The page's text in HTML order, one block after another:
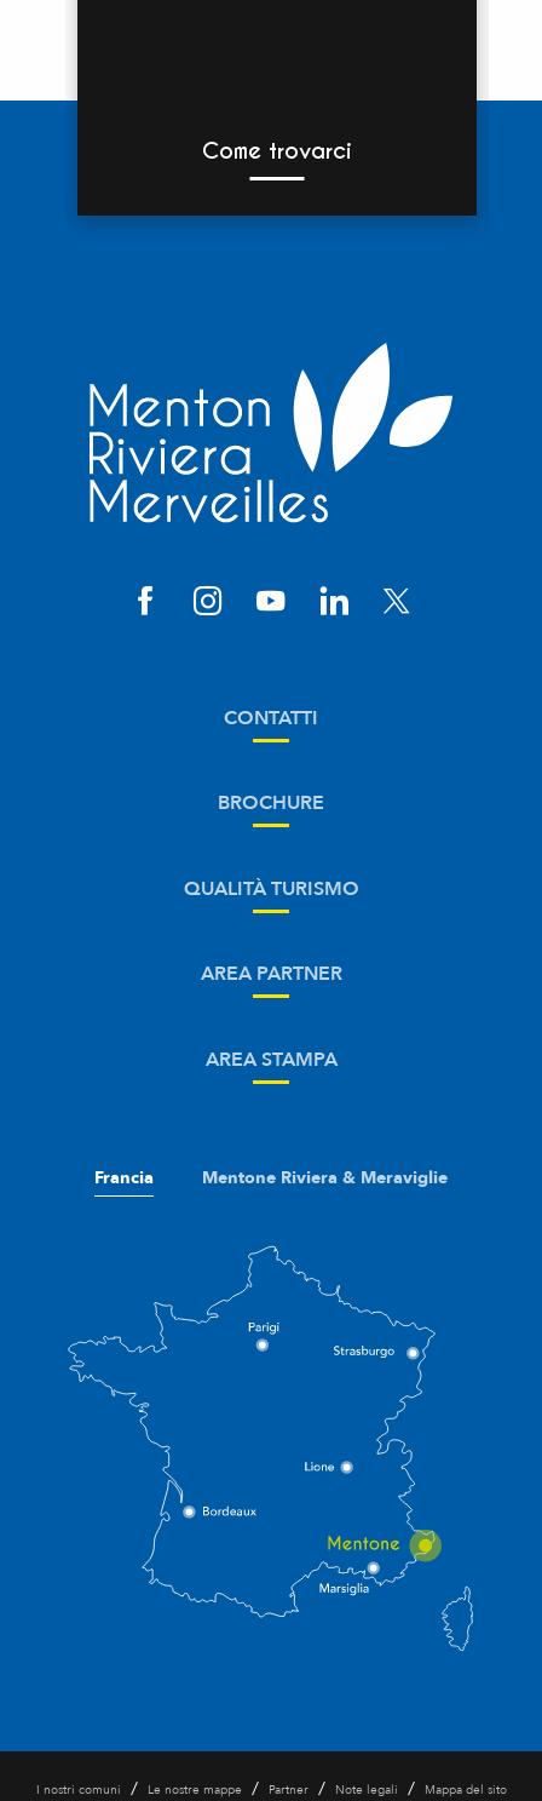
Come trovarci
CONTATTI
BROCHURE
QUALITÀ TURISMO
AREA PARTNER
AREA STAMPA
Francia Mentone Riviera & Meraviglie
I nostri comuni / Le nostre mappe / Partner / Note legali / Mappa del sito